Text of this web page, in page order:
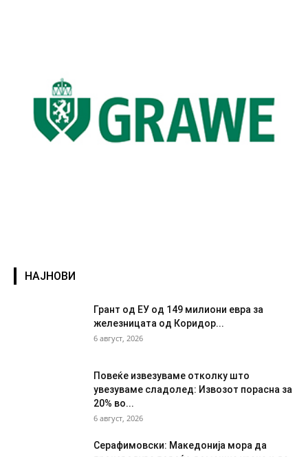
НАЈНОВИ
Грант од ЕУ од 149 милиони евра за
железницата од Коридор...
6 август, 2026
Повеќе извезуваме отколку што
увезуваме сладолед: Извозот порасна за
20% во...
6 август, 2026
Серафимовски: Македонија мора да